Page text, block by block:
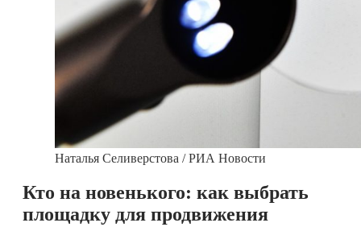
Наталья Селиверстова / РИА Новости
Кто на новенького: как выбрать
площадку для продвижения